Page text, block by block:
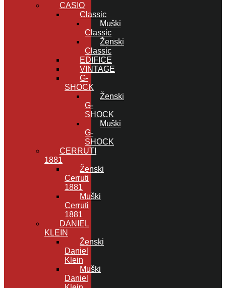
CASIO
Classic
Muški
Classic
Ženski
Classic
EDIFICE
VINTAGE
G-
SHOCK
Ženski
G-
SHOCK
Muški
G-
SHOCK
CERRUTI
1881
Ženski
Cerruti
1881
Muški
Cerruti
1881
DANIEL
KLEIN
Ženski
Daniel
Klein
Muški
Daniel